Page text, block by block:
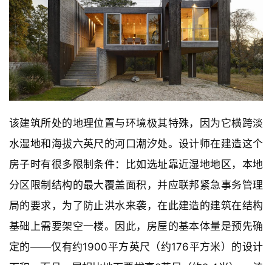
该建筑所处的地理位置与环境极其特殊，因为它横跨淡
水湿地和海拔六英尺的河口潮汐处。设计师在建造这个
房子时有很多限制条件：比如选址靠近湿地地区，本地
分区限制结构的最大覆盖面积，并应联邦紧急事务管理
局的要求，为了防止洪水来袭，在此建造的建筑在结构
基础上需要架空一楼。因此，房屋的基本体量是预先确
定的——仅有约1900平方英尺（约176平方米）的设计